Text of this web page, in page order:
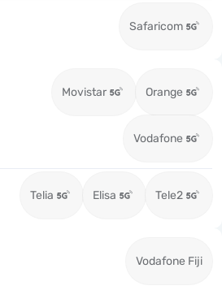
Safaricom
Movistar Orange
Vodafone
Telia Elisa Tele2
Vodafone Fiji